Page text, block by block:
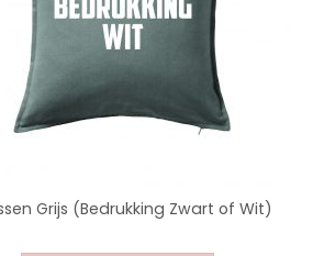
Grijs (Bedrukking Zwart of Wit)